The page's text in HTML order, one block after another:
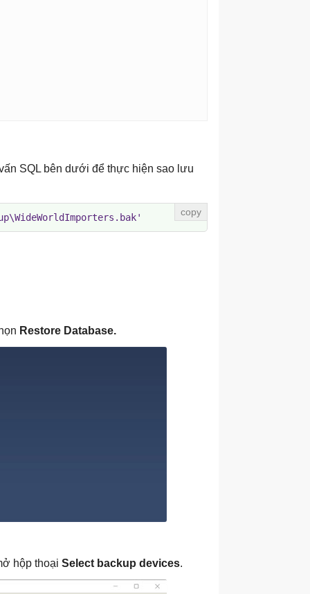
SQL bên dưới để thực hiện sao lưu
Restore Database.
hộp thoại Select backup devices.